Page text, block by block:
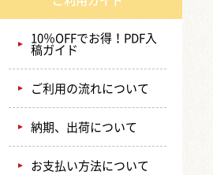
10％OFFでお得！PDF入
稿ガイド
ご利用の流れについて
納期、出荷について
お支払い方法について